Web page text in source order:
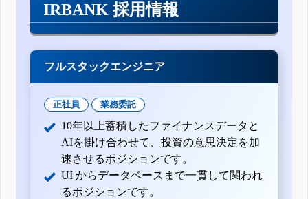
IRBANK 採用情報
フルスタックエンジニア
正社員 業務委託
10年以上蓄積したファイナンスデータと
AIを掛け合わせて、投資の意思決定を加
速させるポジションです。
UI からデータベースまで一貫して関われ
るポジションです。